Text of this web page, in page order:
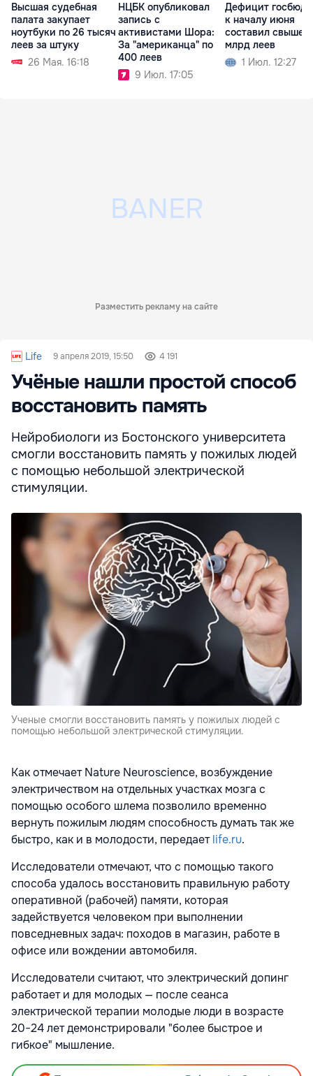
Высшая судебная
палата закупает
ноутбуки по 26 тысяч
леев за штуку
26 Мая. 16:18
НЦБК опубликовал
запись с
активистами Шора:
За "американца" по
400 леев
9 Июл. 17:05
Дефицит
к началу июня
составил свыше
млрд леев
1 Июл. 12:27
Разместить рекламу на сайте
Life 9 апреля 2019, 15:50 4 191
Учёные нашли простой способ
восстановить память
Нейробиологи из Бостонского университета
смогли восстановить память у пожилых людей
с помощью небольшой электрической
стимуляции.
Ученые смогли восстановить память у пожилых людей с
помощью небольшой электрической стимуляции.
Как отмечает Nature Neuroscience, возбуждение
электричеством на отдельных участках мозга с
помощью особого шлема позволило временно
вернуть пожилым людям способность думать так же
быстро, как и в молодости, передаетlife.ru.
Исследователи отмечают, что с помощью такого
способа удалось восстановить правильную работу
оперативной (рабочей) памяти, которая
задействуется человеком при выполнении
повседневных задач: походов в магазин, работе в
офисе или вождении автомобиля.
Исследователи считают, что электрический допинг
работает и для молодых — после сеанса
электрической терапии молодые люди в возрасте
20−24 лет демонстрировали "более быстрое и
гибкое" мышление.